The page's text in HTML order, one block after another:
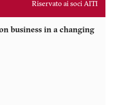
Riservato ai soci AITI
business in a changing